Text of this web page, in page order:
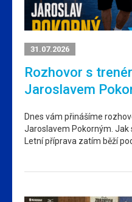
31.07.2026
Rozhovor s
Jaroslavem
Dnes vám přinášíme
Jaroslavem Pokorným. Jak
Letní příprava zatím běží